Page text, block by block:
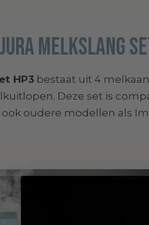
JURA Melkslang
HP3 bestaat uit 4
Deze set is
oudere modellen als